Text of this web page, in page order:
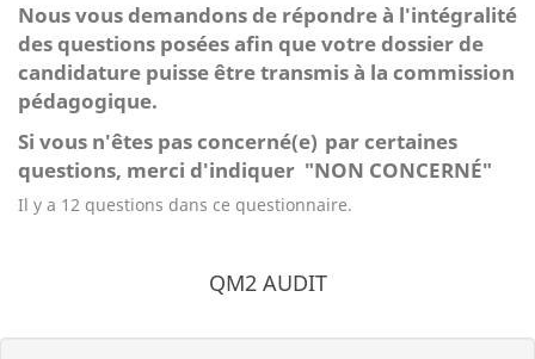
Nous vous demandons de répondre à l'intégralité
des questions posées afin que votre dossier de
candidature puisse être transmis à la commission
pédagogique.
Si vous n'êtes pasconcerné(e) par certaines
questions, merci d'indiquer "NON CONCERNÉ"
Il y a 12 questions dans ce questionnaire.
QM2 AUDIT